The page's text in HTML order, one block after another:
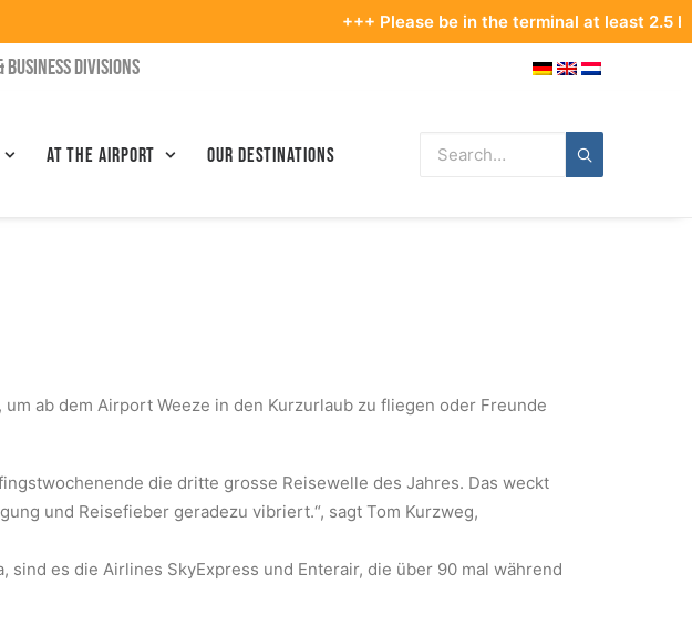
+++ Please be in the terminal at least 2.5 hours
BUSINESS DIVISIONS
At the airport Our Destinations
ab dem Airport Weeze in den Kurzurlaub zu fliegen oder Freunde
die dritte grosse Reisewelle des Jahres. Das weckt
und Reisefieber geradezu vibriert.“, sagt Tom Kurzweg,
es die Airlines SkyExpress und Enterair, die über 90 mal während